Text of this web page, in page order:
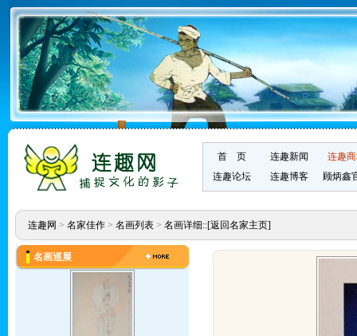
首 页 连趣新闻
连趣
连趣论坛
连趣博客 顾炳鑫
连趣网 > 名家佳作> 名画列表> 名画详细::[返回名家主页]
名画巡展